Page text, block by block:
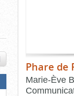
Phare de
Marie-Ève